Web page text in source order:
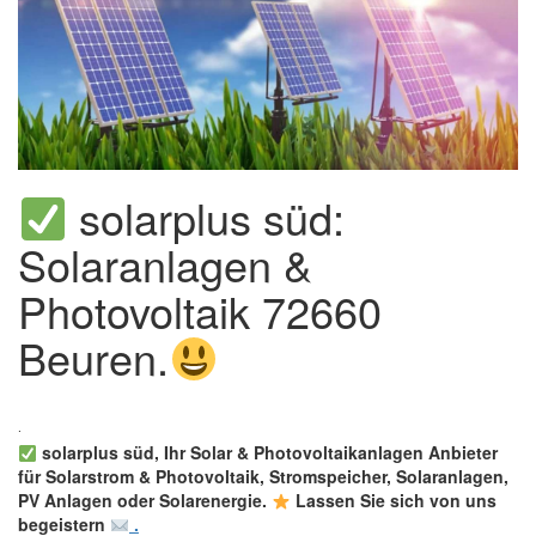
solarplus süd:
Solaranlagen &
Photovoltaik 72660
Beuren.
solarplus süd, Ihr Solar & Photovoltaikanlagen Anbieter
für Solarstrom & Photovoltaik, Stromspeicher, Solaranlagen,
PV Anlagen oder Solarenergie.
Lassen Sie sich von uns
begeistern
.